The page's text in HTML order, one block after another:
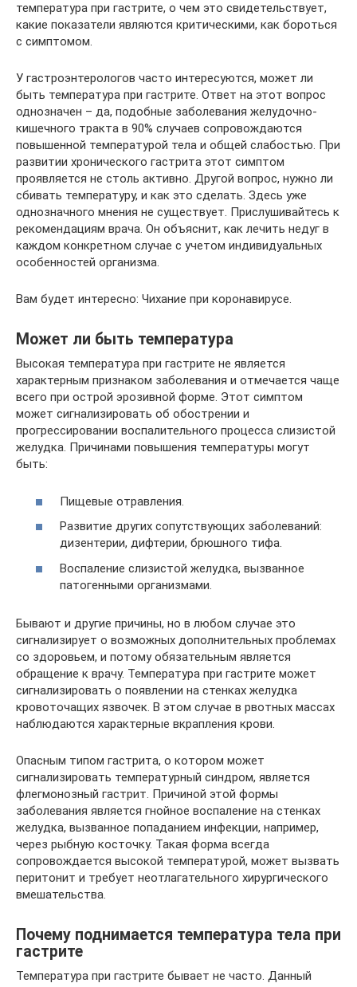
температура при гастрите, о чем это свидетельствует,
какие показатели являются критическими, как бороться
с симптомом.
У гастроэнтерологов часто интересуются, может ли
быть температура при гастрите. Ответ на этот вопрос
однозначен – да, подобные заболевания желудочно-
кишечного тракта в 90% случаев сопровождаются
повышенной температурой тела и общей слабостью. При
развитии хронического гастрита этот симптом
проявляется не столь активно. Другой вопрос, нужно ли
сбивать температуру, и как это сделать. Здесь уже
однозначного мнения не существует. Прислушивайтесь к
рекомендациям врача. Он объяснит, как лечить недуг в
каждом конкретном случае с учетом индивидуальных
особенностей организма.
Вам будет интересно: Чихание при коронавирусе.
Может ли быть температура
Высокая температура при гастрите не является
характерным признаком заболевания и отмечается чаще
всего при острой эрозивной форме. Этот симптом
может сигнализировать об обострении и
прогрессировании воспалительного процесса слизистой
желудка. Причинами повышения температуры могут
быть:
Пищевые отравления.
Развитие других сопутствующих заболеваний:
дизентерии, дифтерии, брюшного тифа.
Воспаление слизистой желудка, вызванное
патогенными организмами.
Бывают и другие причины, но в любом случае это
сигнализирует о возможных дополнительных проблемах
со здоровьем, и потому обязательным является
обращение к врачу. Температура при гастрите может
сигнализировать о появлении на стенках желудка
кровоточащих язвочек. В этом случае в рвотных массах
наблюдаются характерные вкрапления крови.
Опасным типом гастрита, о котором может
сигнализировать температурный синдром, является
флегмонозный гастрит. Причиной этой формы
заболевания является гнойное воспаление на стенках
желудка, вызванное попаданием инфекции, например,
через рыбную косточку. Такая форма всегда
сопровождается высокой температурой, может вызвать
перитонит и требует неотлагательного хирургического
вмешательства.
Почему поднимается температура тела при
гастрите
Температура при гастрите бывает не часто. Данный